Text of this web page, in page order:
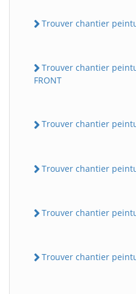
Trouver chantier
Trouver chantier
FRONT
Trouver chantier
Trouver chantier
Trouver chantier
Trouver chantier